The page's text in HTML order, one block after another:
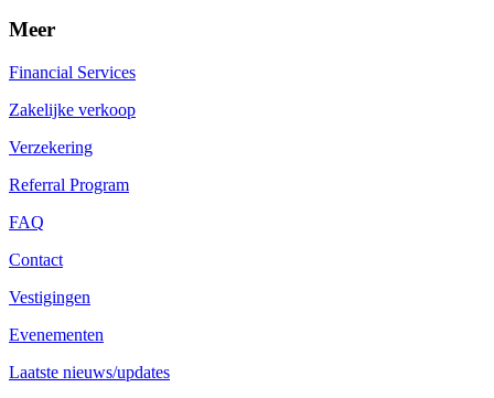
Meer
Financial Services
Zakelijke verkoop
Verzekering
Referral Program
FAQ
Contact
Vestigingen
Evenementen
Laatste nieuws/updates